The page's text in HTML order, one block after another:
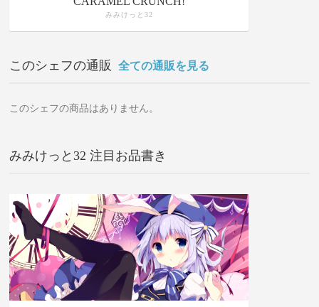
みみけっと32
このシェフの通販 全ての通販を見る
このシェフの商品はありません。
みみけっと32 注目お品書き